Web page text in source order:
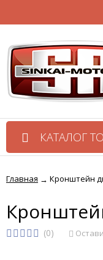
КАТАЛОГ
Главная → Кронштейн
(0)